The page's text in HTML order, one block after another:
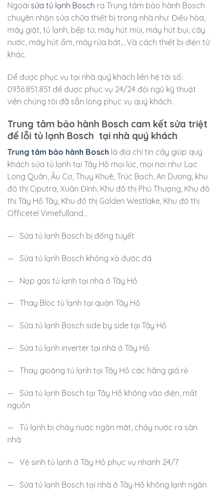
Ngoài sửa tủ lạnh Bosch ra Trung tâm bảo hành Bosch
chuyên nhận sửa chữa thiết bị trong nhà như: Điều hòa,
máy giặt, tủ lạnh, bếp từ, máy hút mùi, máy hút bụi, cây
nước, máy hút ẩm, máy rửa bát,…Và cách thiết bị điện tử
khác.
Để được phục vụ tại nhà quý khách liên hệ tới số:
0936.851.851 để được phục vụ 24/24 đội ngũ kỹ thuật
viên chúng tôi đã sẵn lòng phục vụ quý khách.
Trung tâm bảo hành Bosch cam kết sửa triệt
để lỗi tủ lạnh Bosch tại nhà quý khách
Trung tâm bảo hành Bosch là địa chỉ tin cây giúp quý
khách sửa tủ lạnh tại Tây Hồ mọi lúc, mọi nơi như: Lạc
Long Quân, Âu Cơ, Thụy Khuê, Trúc Bạch, An Dương, khu
đô thị Ciputra, Xuân Đỉnh, Khu đô thị Phú Thượng, Khu đô
thị Tây Hồ Tây, Khu đô thị Golden Westlake, Khu đô thị
Officetel Vimefulland…
— Sửa tủ lạnh Bosch bị đống tuyết
— Sửa tủ lạnh Bosch không xả đước đá
— Nạp gas tủ lạnh tại nhà ở Tây Hồ
— Thay Bloc tủ lạnh tại quận Tây Hồ
— Sửa tủ lạnh Bosch side by side tại Tây Hồ
— Sửa tủ lạnh inverter tại nhà ở Tây Hồ
— Thay gioăng tủ lạnh tại Tây Hồ các hãng giá rẻ
— Sửa tủ lạnh Bosch tại Tây Hồ không vào điện, mất
nguồn
— Tủ lạnh bị chảy nước ngăn mát, chảy nước ra sàn
nhà
— Vệ sinh tủ lạnh ở Tây Hồ phục vụ nhanh 24/7
— Sửa tủ lạnh Bosch tại nhà ở Tây Hồ không lạnh ngăn